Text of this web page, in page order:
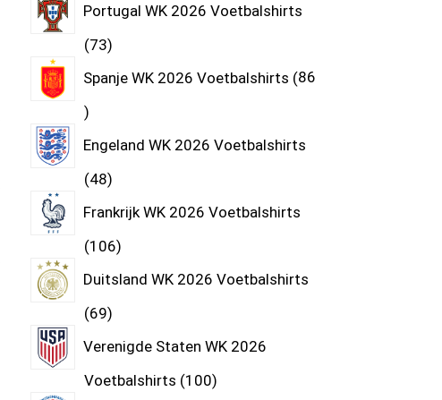
Portugal WK 2026 Voetbalshirts
73
Spanje WK 2026 Voetbalshirts 86
Engeland WK 2026 Voetbalshirts
48
Frankrijk WK 2026 Voetbalshirts
106
Duitsland WK 2026 Voetbalshirts
69
Verenigde Staten WK 2026
Voetbalshirts 100